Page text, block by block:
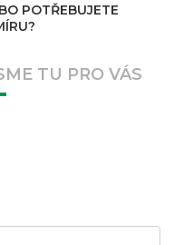
POTŘEBUJETE
TU PRO VÁS